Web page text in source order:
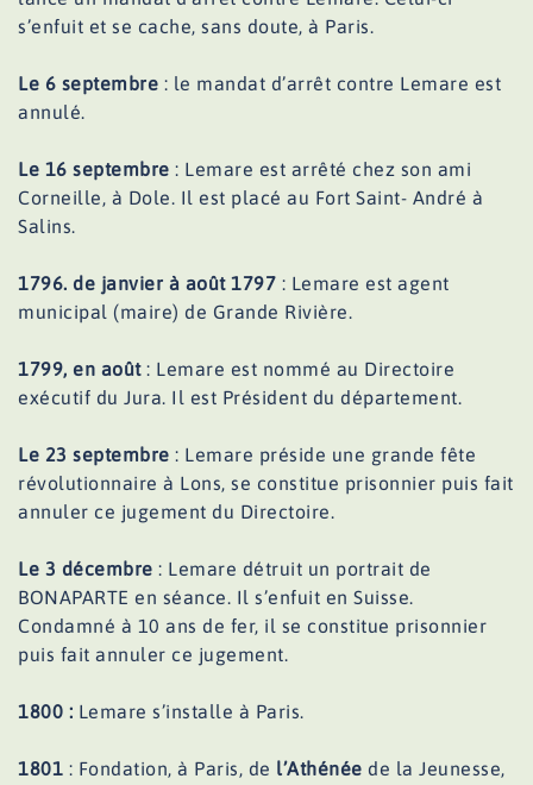
s’enfuit et se cache, sans doute, à Paris.
Le 6 septembre : le mandat d’arrêt contre Lemare est
annulé.
Le 16 septembre : Lemare est arrêté chez son ami
Corneille, à Dole. Il est placé au Fort Saint- André à
Salins.
1796. de janvier à août 1797 : Lemare est agent
municipal (maire) de Grande Rivière.
1799, en août: Lemare est nommé au Directoire
exécutif du Jura. Il est Président du département.
Le 23 septembre : Lemare préside une grande fête
révolutionnaire à Lons, se constitue prisonnier puis fait
annuler ce jugement du Directoire.
Le 3 décembre : Lemare détruit un portrait de
BONAPARTE en séance. Il s’enfuit en Suisse.
Condamné à 10 ans de fer, il se constitue prisonnier
puis fait annuler ce jugement.
1800 : Lemare s’installe à Paris.
1801 : Fondation, à Paris, de l’Athénée de la Jeunesse,